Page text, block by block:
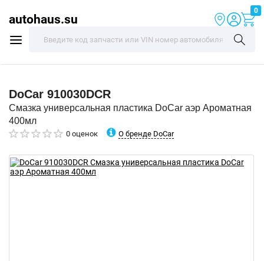
autohaus.su
0
DoCar 910030DCR
Смазка универсальная пластика DoCar аэр Ароматная
400мл
0 оценок О бренде DoCar